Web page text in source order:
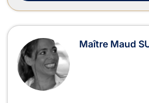
Maître Maud